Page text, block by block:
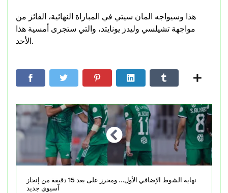
هذا وسيواجه المان سيتي في المباراة النهائية، الفائز من
مواجهة تشيلسي وليدز يونايتد، والتي ستجرى أمسية هذا
الأحد.
نهاية الشوط الإضافي الأول… ومحرز على بعد 15 دقيقة من إنجاز
آسيوي جديد